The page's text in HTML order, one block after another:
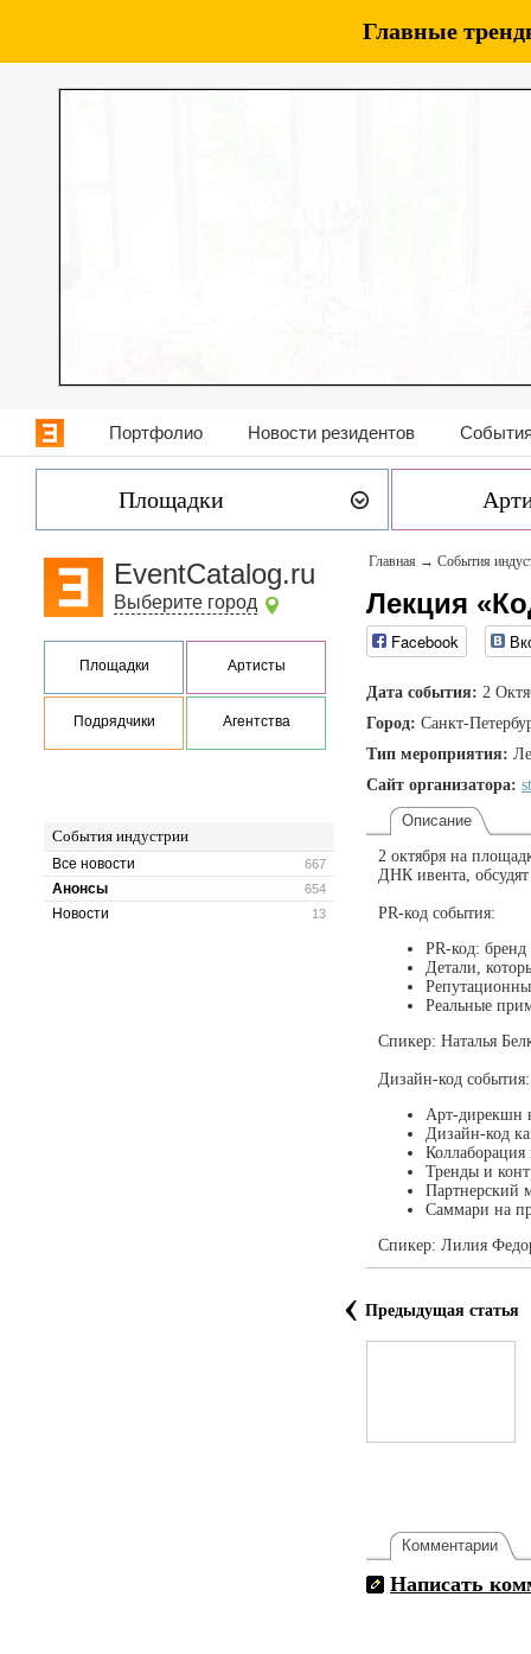
Главные
Портфолио Новости резидентов
Площадки
EventCatalog.ru
Выберите город
Площадки Артисты
Подрядчики Агентства
События индустрии
667
Все новости
654
Анонсы
13
Новости
Главная → События
Лекция
Facebook
Дата события: 2
Город: Санкт-
Тип мероприятия:
Сайт организатора:
Описание
2 октября на
ДНК ивента,
PR-код события:
PR-код:
Детали,
Реальные
Спикер: Наталья
Дизайн-код события:
Арт-дирекшн
Дизайн-код
Коллаборация
Тренды и
Партнерский
Саммари на
Спикер: Лилия
‹ Предыдущая статья
Комментарии
Написать